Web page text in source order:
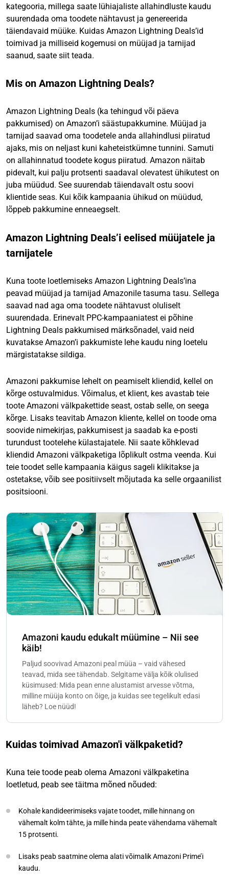
kategooria, millega saate lühiajaliste allahindluste kaudu
suurendada oma toodete nähtavust ja genereerida
täiendavaid müüke. Kuidas Amazon Lightning Deals’id
toimivad ja milliseid kogemusi on müüjad ja tarnijad
saanud, saate siit teada.
Mis on Amazon Lightning Deals?
Amazon Lightning Deals (ka tehingud või päeva
pakkumised) on Amazon’i säästupakkumine. Müüjad ja
tarnijad saavad oma toodetele anda allahindlusi piiratud
ajaks, mis on neljast kuni kaheteistkümne tunnini. Samuti
on allahinnatud toodete kogus piiratud. Amazon näitab
pidevalt, kui palju protsenti saadaval olevatest ühikutest on
juba müüdud. See suurendab täiendavalt ostu soovi
klientide seas. Kui kõik kampaania ühikud on müüdud,
lõppeb pakkumine enneaegselt.
Amazon Lightning Deals’i eelised müüjatele ja
tarnijatele
Kuna toote loetlemiseks Amazon Lightning Deals’ina
peavad müüjad ja tarnijad Amazonile tasuma tasu. Sellega
saavad nad aga oma toodete nähtavust oluliselt
suurendada. Erinevalt PPC-kampaaniatest ei põhine
Lightning Deals pakkumised märksõnadel, vaid neid
kuvatakse Amazon’i pakkumiste lehe kaudu ning loetelu
märgistatakse sildiga.
Amazoni pakkumise lehelt on peamiselt kliendid, kellel on
kõrge ostuvalmidus. Võimalus, et klient, kes avastab teie
toote Amazoni välkpakettide seast, ostab selle, on seega
kõrge. Lisaks teavitab Amazon kliente, kellel on toode oma
soovide nimekirjas, pakkumisest ja saadab ka e-posti
turundust tootelehe külastajatele. Nii saate kõhklevad
kliendid Amazoni välkpaketiga lõplikult ostma veenda. Kui
teie toodet selle kampaania käigus sageli klikitakse ja
ostetakse, võib see positiivselt mõjutada ka selle orgaanilist
positsiooni.
Amazoni kaudu edukalt müümine – Nii see
käib!
Paljud soovivad Amazoni peal müüa – vaid vähesed
teavad, mida see tähendab. Selgitame välja kõik olulised
küsimused: Mida pean enne alustamist arvesse võtma,
milline müüja konto on õige, ja kuidas see tegelikult edasi
läheb? Loe nüüd!
Kuidas toimivad Amazon'i välkpaketid?
Kuna teie toode peab olema Amazoni välkpaketina
loetletud, peab see täitma mõned nõuded:
Kohale kandideerimiseks vajate toodet, mille hinnang on
vähemalt kolm tähte, ja mille hinda peate vähendama vähemalt
15 protsenti.
Lisaks peab saatmine olema alati võimalik Amazoni Prime’i
kaudu.